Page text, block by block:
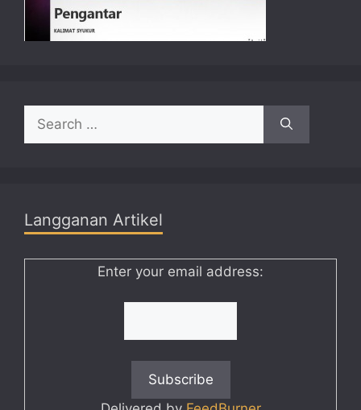
for:
Langganan Artikel
Enter your email address: